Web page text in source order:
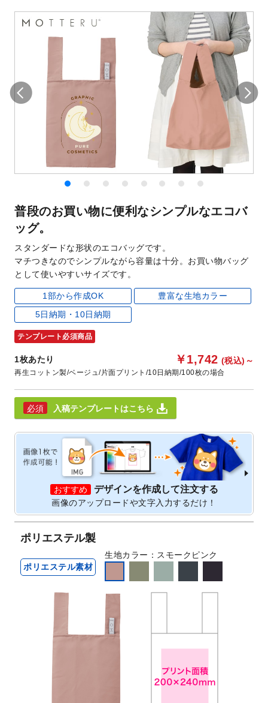
普段のお買い物に便利なシンプルなエコバ
ッグ。
スタンダードな形状のエコバッグです。
マチつきなのでシンプルながら容量は十分。お買い物バッグ
として使いやすいサイズです。
1部から作成OK
豊富な生地カラー
5日納期・10日納期
テンプレート必須商品
1枚あたり ￥1,742 (税込) ～
再生コットン製 ベージュ 片面プリント 10日納期 100枚の場合
入稿テンプレートはこちら
おすすめ デザインを作成して注文する
画像のアップロードや文字入力するだけ！
ポリエステル製
ポリエステル素材
生地カラー スモークピンク